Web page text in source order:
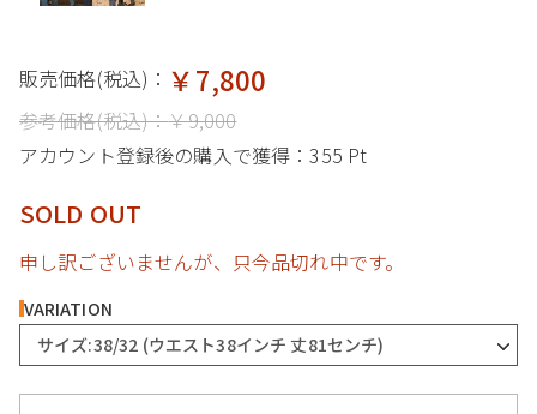
販売価格(税込)： ￥7,800
参考価格(税込)：￥9,000
アカウント登録後の購入で獲得：355 Pt
SOLD OUT
申し訳ございませんが、只今品切れ中です。
VARIATION
サイズ:38/32 (ウエスト38インチ 丈81センチ)